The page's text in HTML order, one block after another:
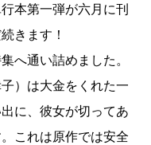
れ』
子／訳『 星の王子
』
行本第一弾が六月に刊
きます！
へ通い詰めました。
）は大金をくれた一
に、彼女が切ってあ
これは原作では安全